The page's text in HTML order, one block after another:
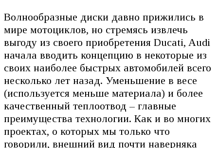
Волнообразные диски давно прижились в
мире мотоциклов, но стремясь извлечь
выгоду из своего приобретения Ducati, Audi
начала вводить концепцию в некоторые из
своих наиболее быстрых автомобилей всего
несколько лет назад. Уменьшение в весе
(используется меньше материала) и более
качественный теплоотвод – главные
преимущества технологии. Как и во многих
проектах, о которых мы только что
говорили, внешний вид почти наверняка